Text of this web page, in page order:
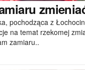
pochodząca z
na temat rzekomej
zamiaru..